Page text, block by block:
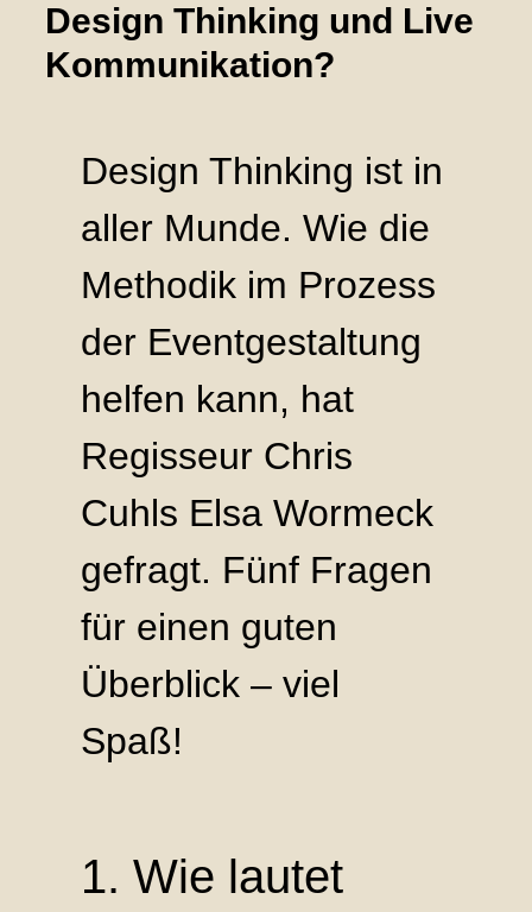
Design Thinking und Live
Kommunikation?
Design Thinking ist in
aller Munde. Wie die
Methodik im Prozess
der Eventgestaltung
helfen kann, hat
Regisseur Chris
Cuhls Elsa Wormeck
gefragt. Fünf Fragen
für einen guten
Überblick – viel
Spaß!
1. Wie lautet